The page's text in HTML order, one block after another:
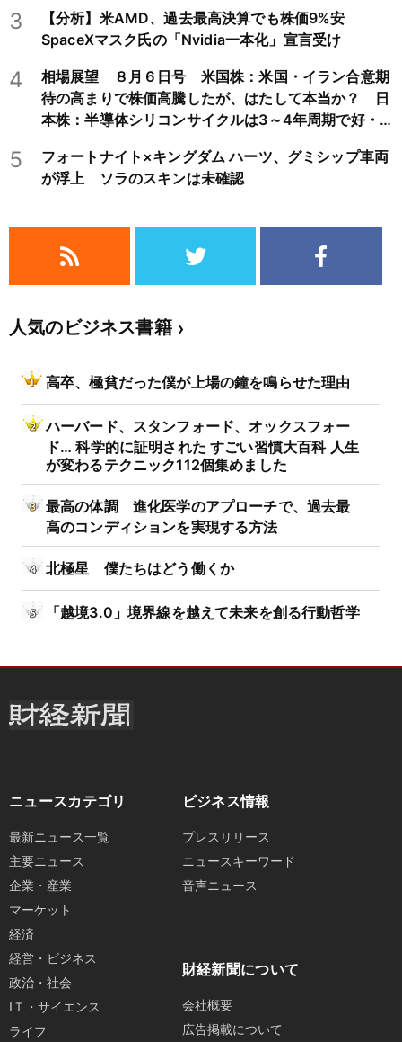
3
【分析】米AMD、過去最高決算でも株価9%安
SpaceXマスク氏の「Nvidia一本化」宣言受け
4
相場展望 ８月６日号 米国株：米国・イラン合意期
待の高まりで株価高騰したが、はたして本当か？ 日
本株：半導体シリコンサイクルは3～4年周期で好・
不況を繰り返すため注意
5
フォートナイト×キングダム ハーツ、グミシップ車両
が浮上 ソラのスキンは未確認
人気のビジネス書籍
高卒、極貧だった僕が上場の鐘を鳴らせた理由
ハーバード、スタンフォード、オックスフォー
ド… 科学的に証明された すごい習慣大百科 人生
が変わるテクニック112個集めました
最高の体調 進化医学のアプローチで、過去最
高のコンディションを実現する方法
北極星 僕たちはどう働くか
「越境3.0」境界線を越えて未来を創る行動哲学
ニュースカテゴリ
最新ニュース一覧
主要ニュース
企業・産業
マーケット
経済
経営・ビジネス
政治・社会
IＴ・サイエンス
ライフ
ビジネス情報
プレスリリース
ニュースキーワード
音声ニュース
財経新聞について
会社概要
広告掲載について